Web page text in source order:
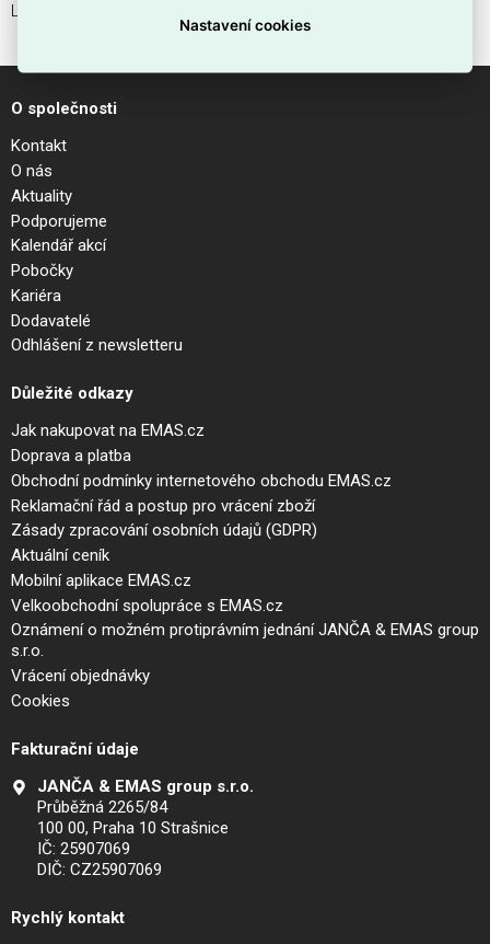
LUMIERE-1 SP
O společnosti
Kontakt
O nás
Aktuality
Podporujeme
Kalendář akcí
Pobočky
Kariéra
Dodavatelé
Odhlášení z newsletteru
Důležité odkazy
Jak nakupovat na EMAS.cz
Doprava a platba
Obchodní podmínky internetového obchodu EMAS.cz
Reklamační řád a postup pro vrácení zboží
Zásady zpracování osobních údajů (GDPR)
Aktuální ceník
Mobilní aplikace EMAS.cz
Velkoobchodní spolupráce s EMAS.cz
Oznámení o možném protiprávním jednání JANČA & EMAS group
s.r.o.
Vrácení objednávky
Cookies
Fakturační údaje
JANČA & EMAS group s.r.o.
Průběžná 2265/84
100 00, Praha 10 Strašnice
IČ: 25907069
DIČ: CZ25907069
Rychlý kontakt
Nastavení cookies